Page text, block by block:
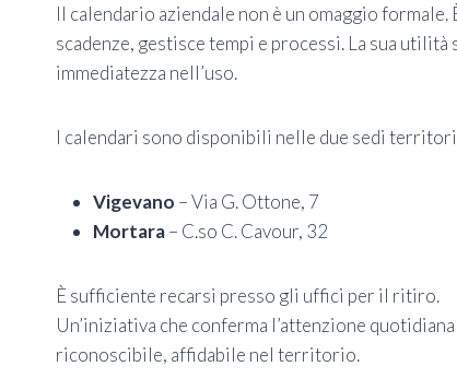
Il calendario aziendale non è un omaggio
scadenze, gestisce tempi e processi. La sua
immediatezza nell’uso.
I calendari sono disponibili nelle due sedi
Vigevano – Via G. Ottone, 7
Mortara– C.so C. Cavour, 32
È sufficiente recarsi presso gli uffici per il ritiro.
Un’iniziativa che conferma l’attenzione
riconoscibile, affidabile nel territorio.